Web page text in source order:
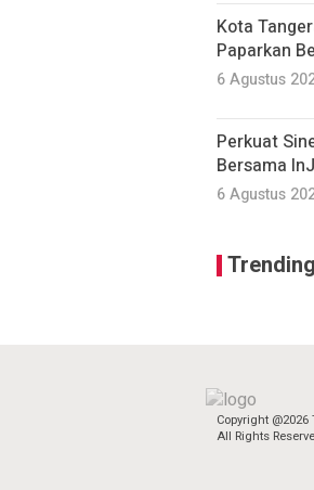
Kota
Paparkan
6 Agustus
Perkuat
Bersama
6 Agustus
Copyright
All Rights